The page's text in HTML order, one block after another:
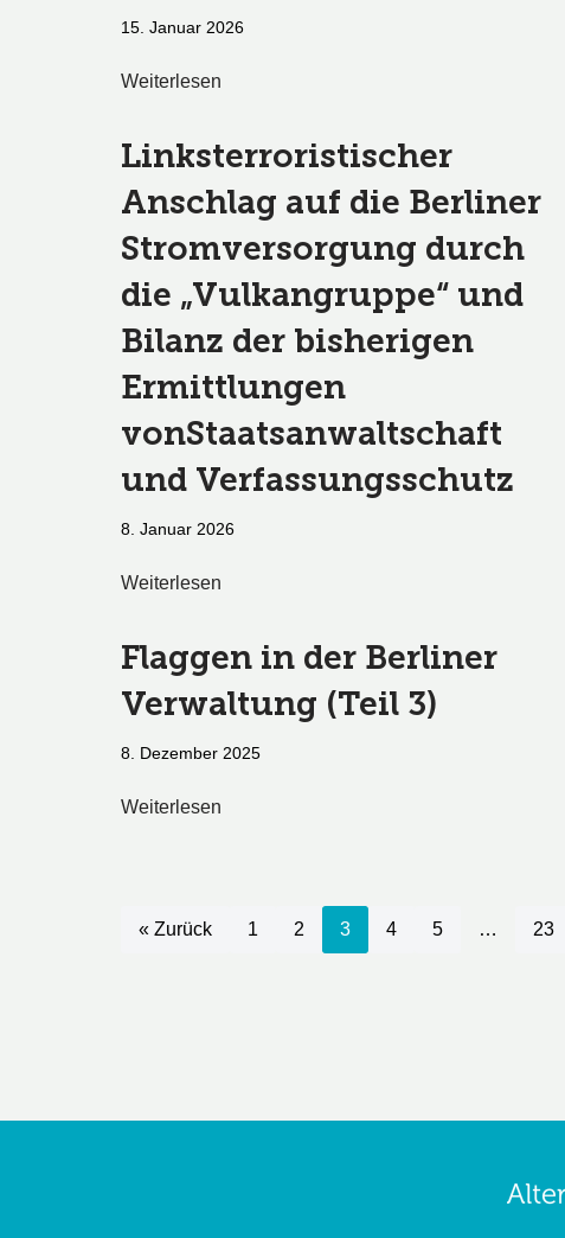
15. Januar 2026
Weiterlesen
Linksterroristischer
Anschlag auf die Berliner
Stromversorgung durch
die „Vulkangruppe“ und
Bilanz der bisherigen
Ermittlungen
vonStaatsanwaltschaft
und Verfassungsschutz
8. Januar 2026
Weiterlesen
Flaggen in der Berliner
Verwaltung (Teil 3)
8. Dezember 2025
Weiterlesen
« Zurück 1 2 3 4 5 … 23